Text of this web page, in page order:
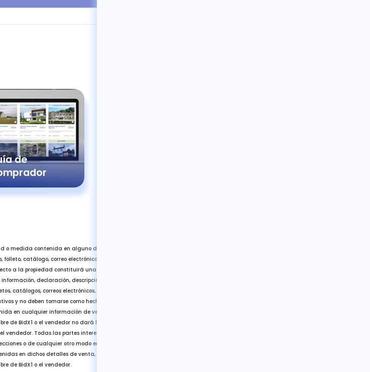
de
medida contenida en alguno de los datos de ventas o proporcionada
catálogo, correo electrónico, carta, informa, expediente o folleto
a la propiedad constituirá una representación, una condición o una
declaración, descripción, cantidad o medida proporcionada o
catálogos, correos electrónicos, cartas, informes o folletos emitidos por o en
y no deben tomarse como hechos. Cualquier error, omisión, inexactitud o
en cualquier información de venta, página web, folleto, catálogo, correo
de BidX1 o el vendedor no dará lugar a ningún derecho de acción,
vendedor. Todas las partes interesadas deben satisfacerse mediante la
o de cualquier otro modo en cuanto a la exactitud de la información,
en dichos detalles de venta, página web, folleto, catálogo, correo
de BidX1 o el vendedor.